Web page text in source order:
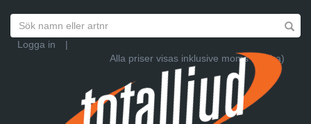
Logga in
|
Alla priser visas inklusive moms (Ändra)